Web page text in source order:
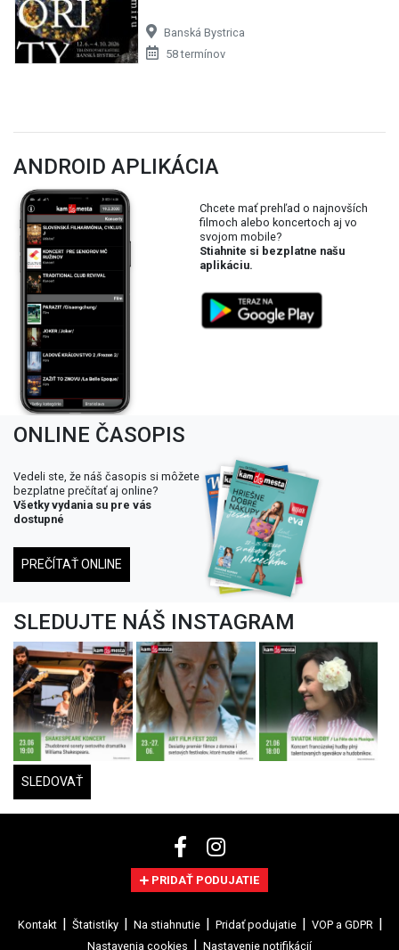
Banská Bystrica
58 termínov
ANDROID APLIKÁCIA
Chcete mať prehľad o najnovších
filmoch alebo koncertoch aj vo
svojom mobile?
Stiahnite si bezplatne našu
aplikáciu.
ONLINE ČASOPIS
Vedeli ste, že náš časopis si môžete
bezplatne prečítať aj online?
Všetky vydania su pre vás
dostupné
PREČÍTAŤ ONLINE
SLEDUJTE NÁŠ INSTAGRAM
SLEDOVAŤ
PRIDAŤ PODUJATIE
Kontakt Štatistiky Na stiahnutie Pridať podujatie
VOP a GDPR
Nastavenia cookies
Nastavenie notifikácií